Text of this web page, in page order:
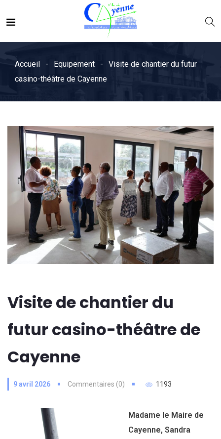
Accueil Equipement
Visite de chantier du futur
casino-théâtre de Cayenne
Visite de chantier du
futur casino-théâtre de
Cayenne
9 avril 2026 Commentaires (0) 1193
Madame le Maire de
Cayenne, Sandra